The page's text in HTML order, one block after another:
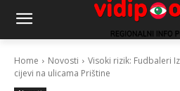
Home Novosti
Visoki rizik: Fudbaleri
cijevi na ulicama Prištine